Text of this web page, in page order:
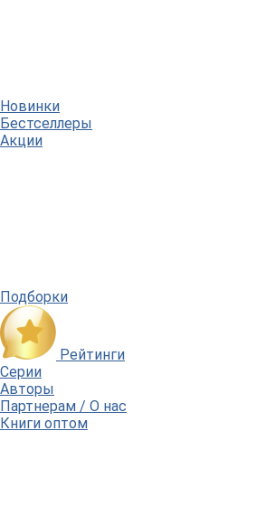
Новинки
Бестселлеры
Акции
Подборки
Рейтинги
Серии
Авторы
Партнерам / О нас
Книги оптом